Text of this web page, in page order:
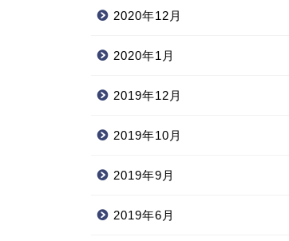
2020年12月
2020年1月
2019年12月
2019年10月
2019年9月
2019年6月